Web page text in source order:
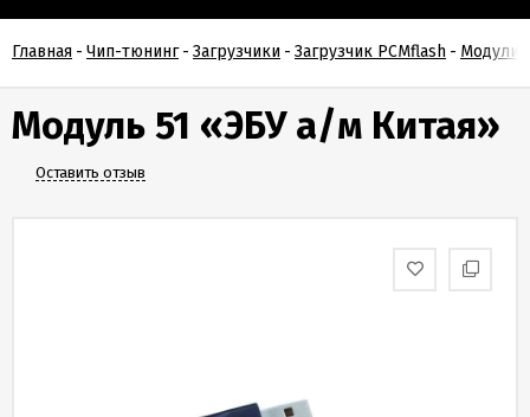
Гарантия
Скидки
Главная - Чип-тюнинг - Загрузчики - Загрузчик PCMflash - Модули
Модуль 51 «ЭБУ а/м Китая»
Оставить отзыв